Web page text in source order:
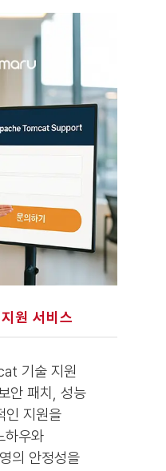
원 서비스
기술 지원
안 패치, 성능
인 지원을
하우와
의 안정성을